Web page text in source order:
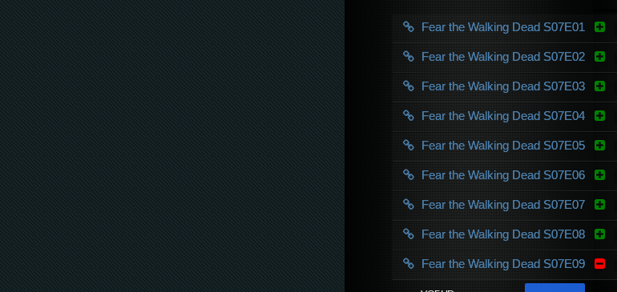
Fear the Walking Dead S07E01
Fear the Walking Dead S07E02
Fear the Walking Dead S07E03
Fear the Walking Dead S07E04
Fear the Walking Dead S07E05
Fear the Walking Dead S07E06
Fear the Walking Dead S07E07
Fear the Walking Dead S07E08
Fear the Walking Dead S07E09